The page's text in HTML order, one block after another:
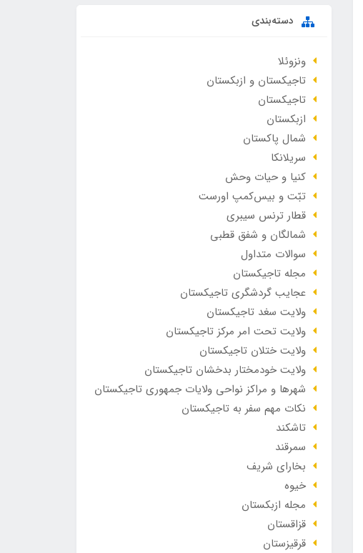
دسته‌بندی
ونزوئلا
تاجیکستان و ازبکستان
تاجیکستان
ازبکستان
شمال پاکستان
سریلانکا
کنیا و حیات وحش
تبّت و بیس‌کمپ اورست
قطار ترنس سیبری
شمالگان و شفق قطبی
سوالات متداول
مجله تاجیکستان
عجایب گردشگری تاجیکستان
ولایت سغد تاجیکستان
ولایت تحت امر مرکز تاجیکستان
ولایت ختلان تاجیکستان
ولایت خودمختار بدخشان تاجیکستان
شهرها و مراکز نواحی ولایات جمهوری تاجیکستان
نکات مهم سفر به تاجیکستان
تاشکند
سمرقند
بخارای شریف
خیوه
مجله ازبکستان
قزاقستان
قرقیزستان